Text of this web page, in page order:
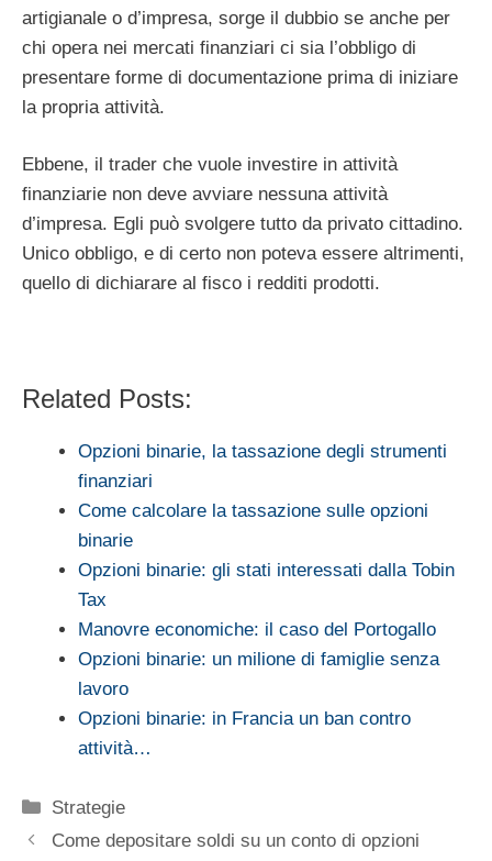
artigianale o d’impresa, sorge il dubbio se anche per
chi opera nei mercati finanziari ci sia l’obbligo di
presentare forme di documentazione prima di iniziare
la propria attività.
Ebbene, il trader che vuole investire in attività
finanziarie non deve avviare nessuna attività
d’impresa. Egli può svolgere tutto da privato cittadino.
Unico obbligo, e di certo non poteva essere altrimenti,
quello di dichiarare al fisco i redditi prodotti.
Related Posts:
Opzioni binarie, la tassazione degli strumenti
finanziari
Come calcolare la tassazione sulle opzioni
binarie
Opzioni binarie: gli stati interessati dalla Tobin
Tax
Manovre economiche: il caso del Portogallo
Opzioni binarie: un milione di famiglie senza
lavoro
Opzioni binarie: in Francia un ban contro
attività…
Categorie
Strategie
Come depositare soldi su un conto di opzioni